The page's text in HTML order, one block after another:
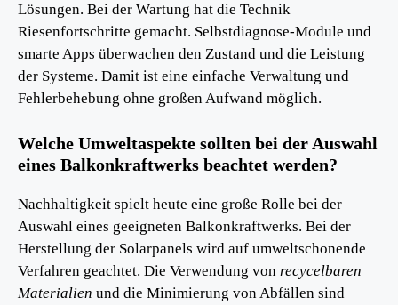
Lösungen. Bei der Wartung hat die Technik
Riesenfortschritte gemacht. Selbstdiagnose-Module und
smarte Apps überwachen den Zustand und die Leistung
der Systeme. Damit ist eine einfache Verwaltung und
Fehlerbehebung ohne großen Aufwand möglich.
Welche Umweltaspekte sollten bei der Auswahl
eines Balkonkraftwerks beachtet werden?
Nachhaltigkeit spielt heute eine große Rolle bei der
Auswahl eines geeigneten Balkonkraftwerks. Bei der
Herstellung der Solarpanels wird auf umweltschonende
Verfahren geachtet. Die Verwendung von recycelbaren
Materialien und die Minimierung von Abfällen sind